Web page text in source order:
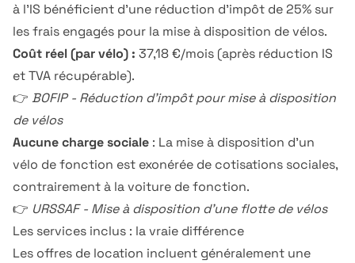
à l'IS bénéficient d'une réduction d'impôt de 25% sur
les frais engagés pour la mise à disposition de vélos.
Coût réel (par vélo) : 37,18 €/mois (après réduction IS
et TVA récupérable).
👉 BOFIP - Réduction d'impôt pour mise à disposition
de vélos
Aucune charge sociale : La mise à disposition d'un
vélo de fonction est exonérée de cotisations sociales,
contrairement à la voiture de fonction.
👉 URSSAF - Mise à disposition d'une flotte de vélos
Les services inclus : la vraie différence
Les offres de location incluent généralement une